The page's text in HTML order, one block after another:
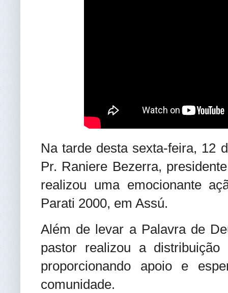
Na tarde desta sexta-feira, 12
Pr. Raniere Bezerra,
realizou uma emocionante
Parati 2000, em Assú.
Além de levar a Palavra de
pastor realizou a
proporcionando apoio e
comunidade.